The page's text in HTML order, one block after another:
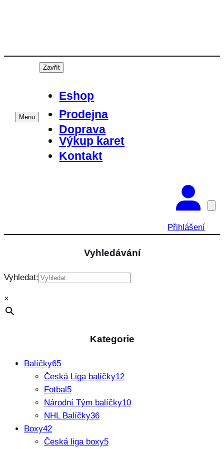
Menu
Zavřít
Eshop
Prodejna
Doprava
Výkup karet
Kontakt
Přihlášení
Vyhledávání
Vyhledat:
×
Kategorie
Balíčky65
Česká Liga balíčky12
Fotbal5
Národní Tým balíčky10
NHL Balíčky36
Boxy42
Česká liga boxy5